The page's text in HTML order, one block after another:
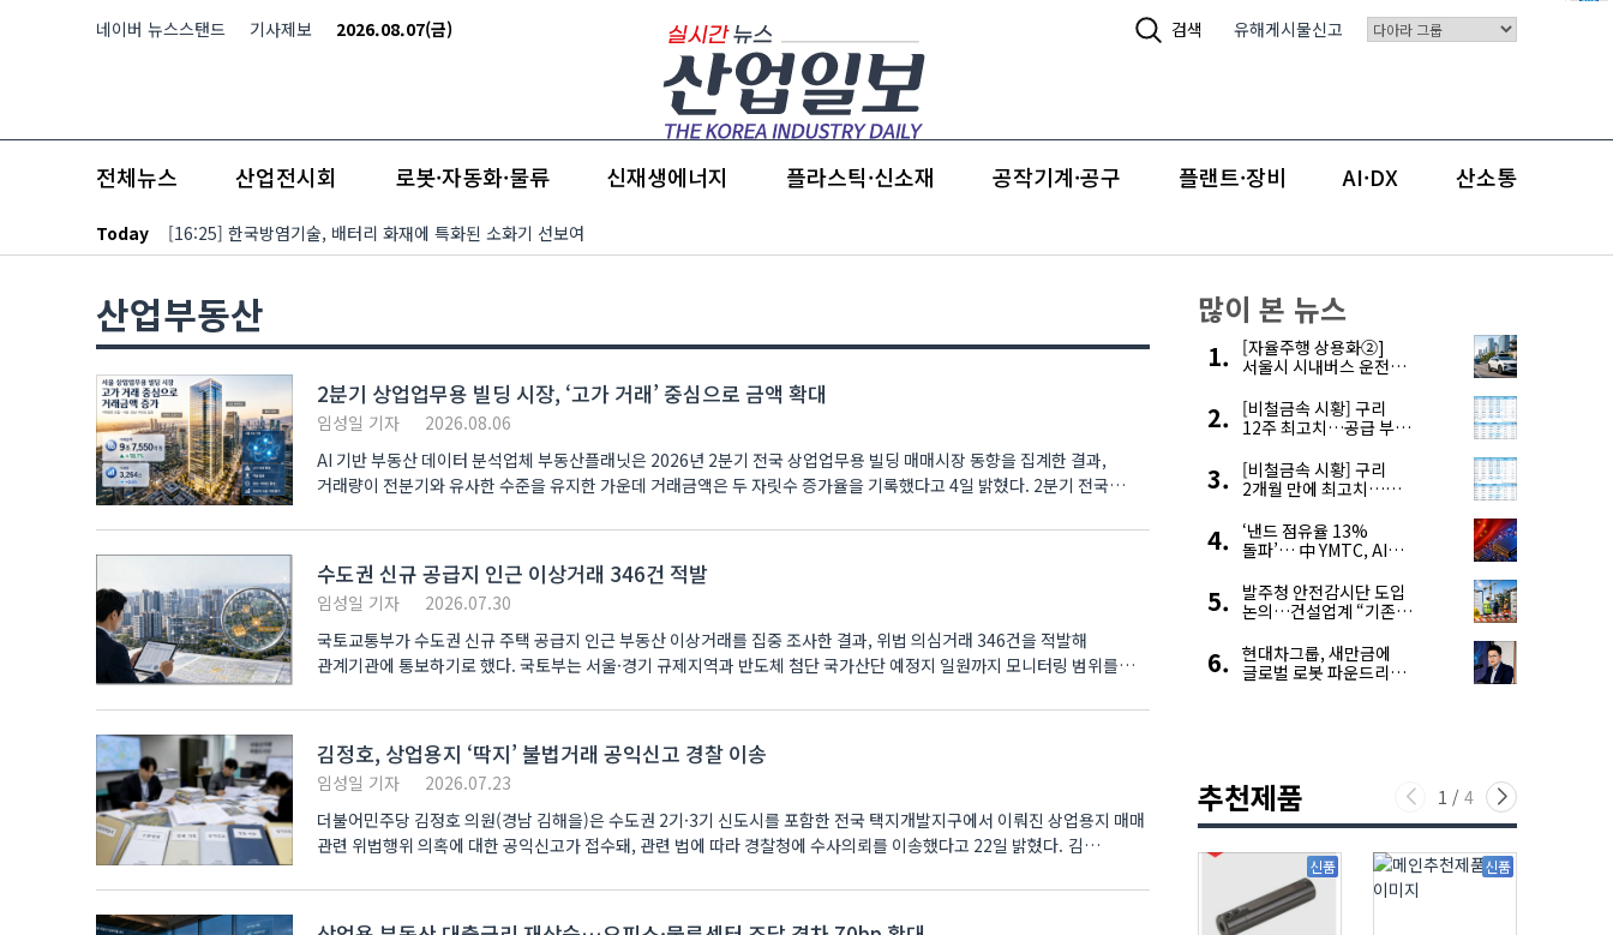
네이버 뉴스스탠드 기사제보 2026.08.07(금) 검색 유해게시물신고
전체뉴스 산업전시회 로봇·자동화·물류 신재생에너지 플라스틱·신소재 공작기계·공구 플랜트·장비 AI·DX 산소통
Today [16:25] 한국방염기술, 배터리 화재에 특화된 소화기 선보여
산업부동산
2분기 상업업무용 빌딩 시장, ‘고가 거래’ 중심으로 금액 확대
임성일 기자
2026.08.06
AI 기반 부동산 데이터 분석업체 부동산플래닛은 2026년 2분기 전국 상업업무용 빌딩 매매시장 동향을 집계한 결과,
거래량이 전분기와 유사한 수준을 유지한 가운데 거래금액은 두 자릿수 증가율을 기록했다고 4일 밝혔다. 2분기 전국
수도권 신규 공급지 인근 이상거래 346건 적발
임성일 기자
2026.07.30
국토교통부가 수도권 신규 주택 공급지 인근 부동산 이상거래를 집중 조사한 결과, 위법 의심거래 346건을 적발해
관계기관에 통보하기로 했다. 국토부는 서울·경기 규제지역과 반도체 첨단 국가산단 예정지 일원까지 모니터링 범위를
김정호, 상업용지 ‘딱지’ 불법거래 공익신고 경찰 이송
임성일 기자
2026.07.23
더불어민주당 김정호 의원(경남 김해을)은 수도권 2기·3기 신도시를 포함한 전국 택지개발지구에서 이뤄진 상업용지 매매
관련 위법행위 의혹에 대한 공익신고가 접수돼, 관련 법에 따라 경찰청에 수사의뢰를 이송했다고 22일 밝혔다. 김
많이 본 뉴스
[자율주행 상용화②]
서울시 시내버스 운전자
해결한다
[비철금속 시황] 구리
12주 최고치…공급 부족
[비철금속 시황] 구리
2개월 만에 최고치…
우려 확대
‘낸드 점유율 13%
돌파’… 中 YMTC, AI
4위 맹추격
발주청 안전감시단 도입
논의…건설업계 “기존
현대차그룹, 새만금에
글로벌 로봇 파운드리
추천제품 1 / 4
신품 신품